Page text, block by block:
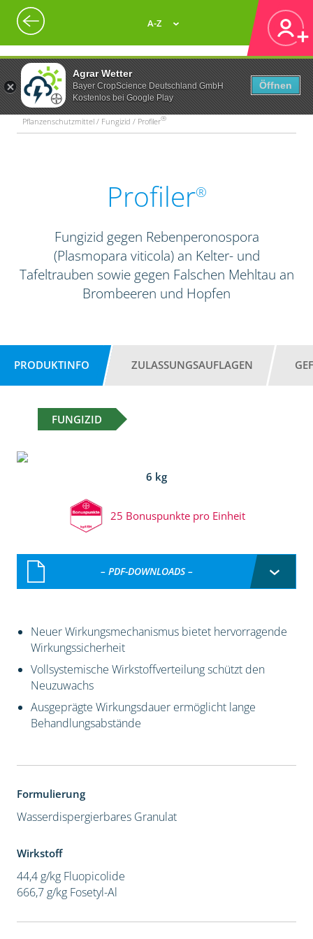
Agrar Wetter
Bayer CropScience Deutschland GmbH
Kostenlos bei Google Play
Öffnen
A-Z
Pflanzenschutzmittel / Fungizid / Profiler®
Profiler®
Fungizid gegen Rebenperonospora
(Plasmopara viticola) an Kelter- und
Tafeltrauben sowie gegen Falschen Mehltau an
Brombeeren und Hopfen
PRODUKTINFO ZULASSUNGSAUFLAGEN
FUNGIZID
6 kg
25 Bonuspunkte pro Einheit
– PDF-DOWNLOADS –
Neuer Wirkungsmechanismus bietet hervorragende
Wirkungssicherheit
Vollsystemische Wirkstoffverteilung schützt den
Neuzuwachs
Ausgeprägte Wirkungsdauer ermöglicht lange
Behandlungsabstände
Formulierung
Wasserdispergierbares Granulat
Wirkstoff
44,4 g/kg Fluopicolide
666,7 g/kg Fosetyl-Al